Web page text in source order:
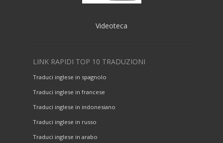
Videoteca
LINK RAPIDI TOP 10 TRADUZIONI
Traduci inglese in spagnolo
Traduci inglese in francese
Traduci inglese in indonesiano
Traduci inglese in russo
Traduci inglese in arabo